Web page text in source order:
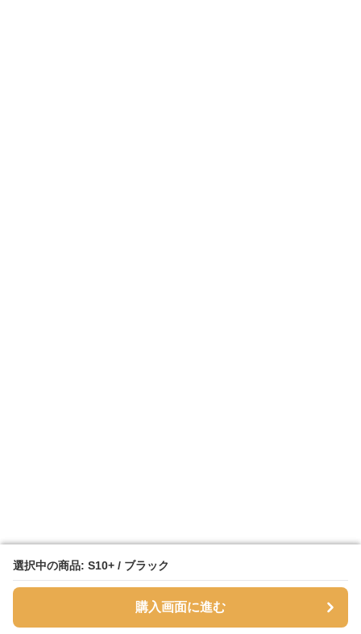
選択中の商品: S10+ / ブラック
購入画面に進む
選択中の商品: S10+ / ブラック
購入画面に進む